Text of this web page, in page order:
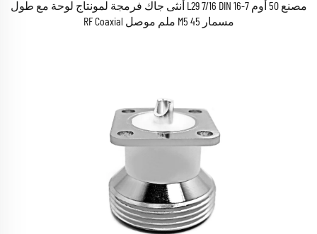
مصنع 50 أوم 7-16 L29 7/16 DIN أنثى جاك فرمجة لمونتاج لوحة مع طول
مسمار M5 45 ملم موصل RF Coaxial